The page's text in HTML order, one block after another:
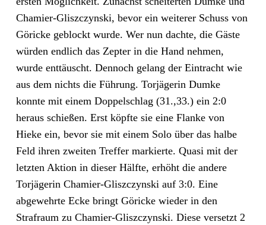
Chamier-Gliszczynski, bevor ein weiterer Schuss von
Göricke geblockt wurde. Wer nun dachte, die Gäste
würden endlich das Zepter in die Hand nehmen,
wurde enttäuscht. Dennoch gelang der Eintracht wie
aus dem nichts die Führung. Torjägerin Dumke
konnte mit einem Doppelschlag (31.,33.) ein 2:0
heraus schießen. Erst köpfte sie eine Flanke von
Hieke ein, bevor sie mit einem Solo über das halbe
Feld ihren zweiten Treffer markierte. Quasi mit der
letzten Aktion in dieser Hälfte, erhöht die andere
Torjägerin Chamier-Gliszczynski auf 3:0. Eine
abgewehrte Ecke bringt Göricke wieder in den
Strafraum zu Chamier-Gliszczynski. Diese versetzt 2